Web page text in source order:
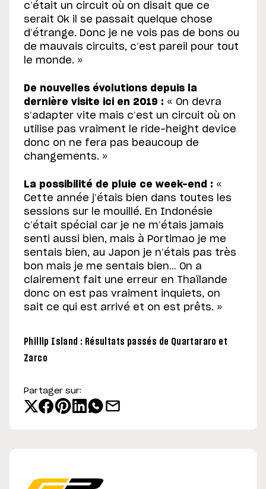
c’était un circuit où on disait que ce
serait Ok il se passait quelque chose
d’étrange. Donc je ne vois pas de bons ou
de mauvais circuits, c’est pareil pour tout
le monde. »
De nouvelles évolutions depuis la
dernière visite ici en 2019 : « On devra
s’adapter vite mais c’est un circuit où on
utilise pas vraiment le ride-height device
donc on ne fera pas beaucoup de
changements. »
La possibilité de pluie ce week-end : «
Cette année j’étais bien dans toutes les
sessions sur le mouillé. En Indonésie
c’était spécial car je ne m’étais jamais
senti aussi bien, mais à Portimao je me
sentais bien, au Japon je n’étais pas très
bon mais je me sentais bien… On a
clairement fait une erreur en Thaïlande
donc on est pas vraiment inquiets, on
sait ce qui est arrivé et on est prêts. »
Phillip Island : Résultats passés de Quartararo et
Zarco
Partager sur: